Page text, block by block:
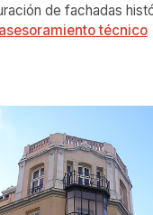
de fachadas
técnico